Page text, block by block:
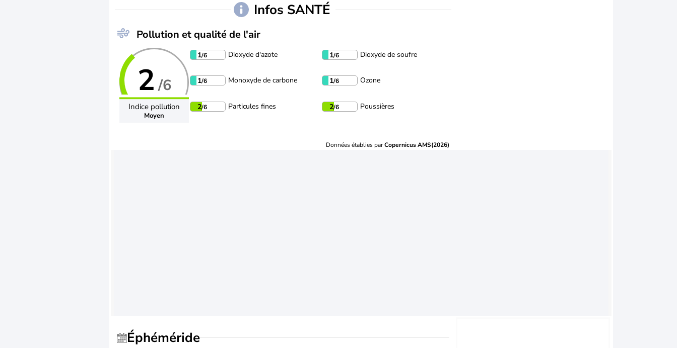
Infos SANTÉ
Pollution et qualité de l'air
2 /6
Indice pollution
Moyen
1/6 Dioxyde d'azote 1/6 Dioxyde de soufre
1/6 Monoxyde de carbone 1/6 Ozone
2/6 Particules fines 2/6 Poussières
Données établies parCopernicus AMS(2026)
Éphéméride